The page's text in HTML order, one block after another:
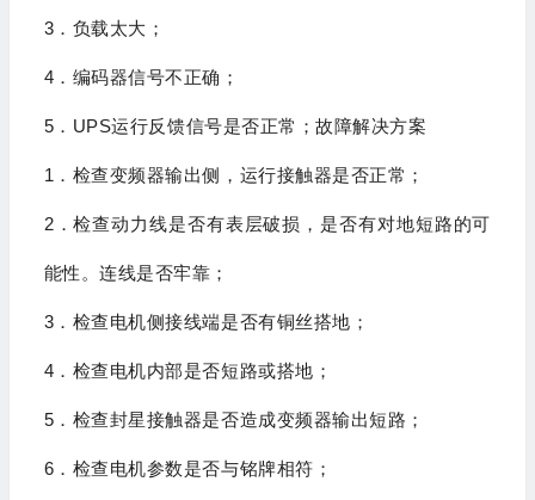
3 ．负载太大；
4 ．编码器信号不正确；
5 ． UPS运行反馈信号是否正常；故障解决方案
1 ．检查变频器输出侧，运行接触器是否正常；
2 ．检查动力线是否有表层破损，是否有对地短路的可
能性。连线是否牢靠；
3 ．检查电机侧接线端是否有铜丝搭地；
4 ．检查电机内部是否短路或搭地；
5 ．检查封星接触器是否造成变频器输出短路；
6 ．检查电机参数是否与铭牌相符；